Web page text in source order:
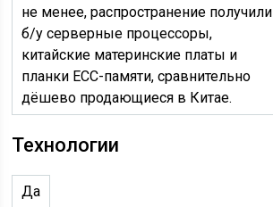
не менее, распространение получили
б/у серверные процессоры,
китайские материнские платы и
планки ECC-памяти, сравнительно
дёшево продающиеся в Китае.
Технологии
Да